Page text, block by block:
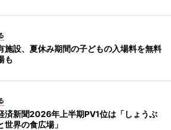
施設、夏休み期間の子どもの入場料を無料
も
済新聞2026年上半期PV1位は「しょうぶ
世界の食広場」